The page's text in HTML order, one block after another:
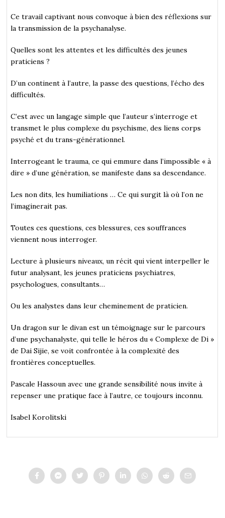
Ce travail captivant nous convoque à bien des réflexions sur
la transmission de la psychanalyse.
Quelles sont les attentes et les difficultés des jeunes
praticiens ?
D’un continent à l’autre, la passe des questions, l’écho des
difficultés.
C’est avec un langage simple que l’auteur s’interroge et
transmet le plus complexe du psychisme, des liens corps
psyché et du trans-générationnel.
Interrogeant le trauma, ce qui emmure dans l’impossible « à
dire » d’une génération, se manifeste dans sa descendance.
Les non dits, les humiliations … Ce qui surgit là où l’on ne
l’imaginerait pas.
Toutes ces questions, ces blessures, ces souffrances
viennent nous interroger.
Lecture à plusieurs niveaux, un récit qui vient interpeller le
futur analysant, les jeunes praticiens psychiatres,
psychologues, consultants…
Ou les analystes dans leur cheminement de praticien.
Un dragon sur le divan est un témoignage sur le parcours
d’une psychanalyste, qui telle le héros du « Complexe de Di »
de Dai Sijie, se voit confrontée à la complexité des
frontières conceptuelles.
Pascale Hassoun avec une grande sensibilité nous invite à
repenser une pratique face à l’autre, ce toujours inconnu.
Isabel Korolitski